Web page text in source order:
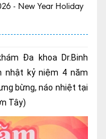
BHYT
- New Year Holiday
Đa khoa Dr.Binh
nhật kỷ niệm 4 năm
bừng, náo nhiệt tại
Tây)